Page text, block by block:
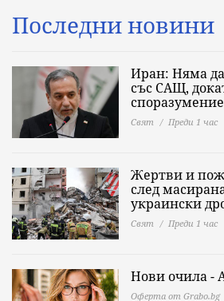
Последни новини
Иран: Няма
със САЩ,
Свят Преди 1 час
Жертви и
след
украински
Свят Преди 1 час
Нови очила -
Оферта от Grabo.bg